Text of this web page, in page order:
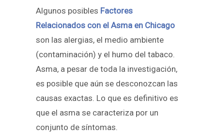
Algunos posibles Factores
Relacionados con el Asma en Chicago
son las alergias, el medio ambiente
(contaminación) y el humo del tabaco.
Asma, a pesar de toda la investigación,
es posible que aún se desconozcan las
causas exactas. Lo que es definitivo es
que el asma se caracteriza por un
conjunto de síntomas.